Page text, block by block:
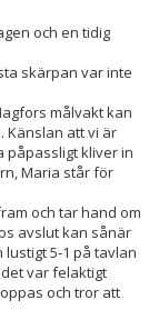
och en tidig
skärpan var inte
målvakt kan
Känslan att vi är
påpassligt kliver in
Maria står för
och tar hand om
avslut kan sånär
5-1 på tavlan
var felaktigt
och tror att